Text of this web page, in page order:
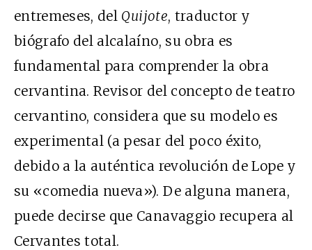
entremeses, del Quijote, traductor y
biógrafo del alcalaíno, su obra es
fundamental para comprender la obra
cervantina. Revisor del concepto de teatro
cervantino, considera que su modelo es
experimental (a pesar del poco éxito,
debido a la auténtica revolución de Lope y
su «comedia nueva»). De alguna manera,
puede decirse que Canavaggio recupera al
Cervantes total.